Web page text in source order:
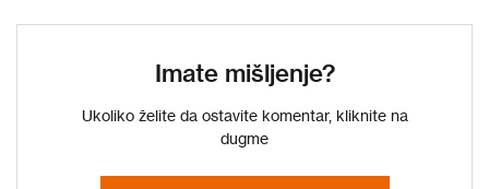
Imate mišljenje?
Ukoliko želite da ostavite komentar, kliknite na
dugme